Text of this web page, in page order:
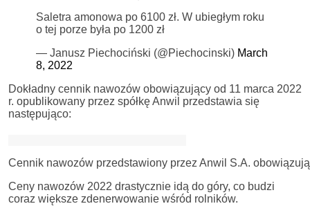
Saletra amonowa po 6100 zł. W ubiegłym roku
o tej porze była po 1200 zł
— Janusz Piechociński (@Piechocinski) March
8, 2022
Dokładny cennik nawozów obowiązujący od 11 marca 2022
r. opublikowany przez spółkę Anwil przedstawia się
następująco:
Cennik nawozów przedstawiony przez Anwil S.A.
Ceny nawozów 2022 drastycznie idą do góry, co budzi
coraz większe zdenerwowanie wśród rolników.